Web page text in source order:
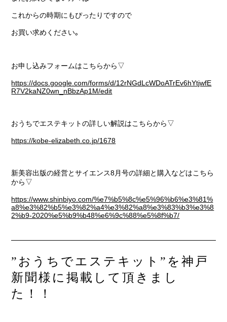
これからの時期にもぴったりですので
お買い求めください。
お申し込みフォームはこちらから▽
https://docs.google.com/forms/d/12rNGdLcWDoATrEv6hYtjwfE
R7V2kaNZ0wn_nBbzAp1M/edit
おうちでエステキットの詳しい解説はこちらから▽
https://kobe-elizabeth.co.jp/1678
新美容出版の経営とサイエンス8月号の詳細と購入などはこちら
から▽
https://www.shinbiyo.com/%e7%b5%8c%e5%96%b6%e3%81%
a8%e3%82%b5%e3%82%a4%e3%82%a8%e3%83%b3%e3%8
2%b9-2020%e5%b9%b48%e6%9c%88%e5%8f%b7/
”おうちでエステキット”を神戸
新聞様に掲載して頂きまし
た！！